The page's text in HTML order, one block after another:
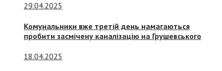
29.04.2025
Комунальники вже третій день намагаються
пробити засмічену каналізацію на Грушевського
18.04.2025